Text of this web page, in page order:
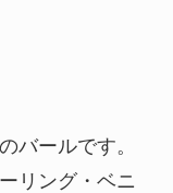
バールです。
リング・ベニ